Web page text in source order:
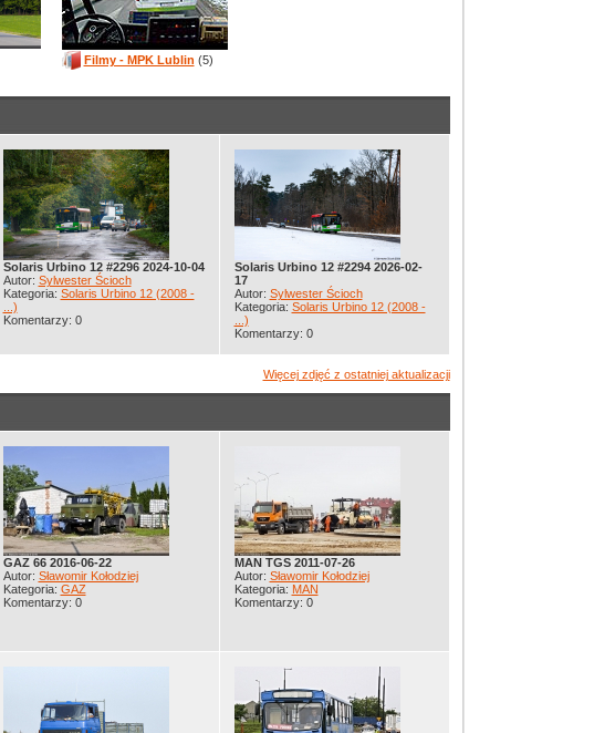
Filmy - MPK Lublin (5)
Solaris Urbino 12 #2296 2024-10-04
Autor: Sylwester Ścioch
Kategoria: Solaris Urbino 12 (2008 -
...)
Komentarzy: 0
Solaris Urbino 12 #2294 2026-02-
17
Autor: Sylwester Ścioch
Kategoria: Solaris Urbino 12 (2008 -
...)
Komentarzy: 0
Więcej zdjęć z ostatniej aktualizacji
GAZ 66 2016-06-22
Autor: Sławomir Kołodziej
Kategoria: GAZ
Komentarzy: 0
MAN TGS 2011-07-26
Autor: Sławomir Kołodziej
Kategoria: MAN
Komentarzy: 0